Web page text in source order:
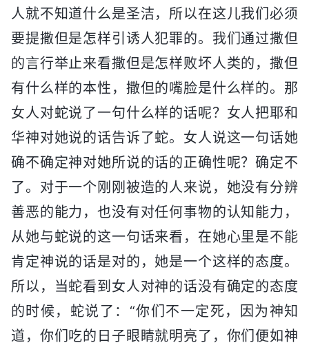
人就不知道什么是圣洁，所以在这儿我们必须
要提撒但是怎样引诱人犯罪的。我们通过撒但
的言行举止来看撒但是怎样败坏人类的，撒但
有什么样的本性，撒但的嘴脸是什么样的。那
女人对蛇说了一句什么样的话呢？女人把耶和
华神对她说的话告诉了蛇。女人说这一句话她
确不确定神对她所说的话的正确性呢？确定不
了。对于一个刚刚被造的人来说，她没有分辨
善恶的能力，也没有对任何事物的认知能力，
从她与蛇说的这一句话来看，在她心里是不能
肯定神说的话是对的，她是一个这样的态度。
所以，当蛇看到女人对神的话没有确定的态度
的时候，蛇说了：“你们不一定死，因为神知
道，你们吃的日子眼睛就明亮了，你们便如神